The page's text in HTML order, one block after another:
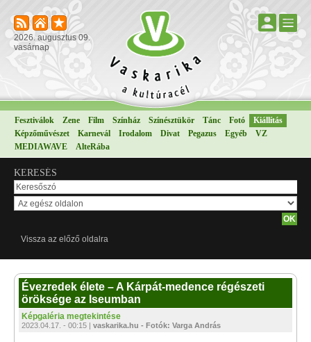
2026. augusztus 09.
vasárnap
Fesztiválok Zene Film Színház Színésztükör Tánc Fotó
Kiállítás
Képzőművészet
Karnevál Irodalom Divat Pegazus Egyéb
VZ
MEDIAWAVE
AlteRába
KERESÉS
Vissza az előző oldalra
Évezredek élete – A Kárpát-medence régészeti
öröksége az Iseumban
Képgaléria megtekintése
2023.04.17. - 00:15 | vaskarika.hu - Fotók: Varga András